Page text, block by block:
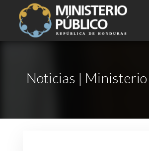
Noticias | Ministerio